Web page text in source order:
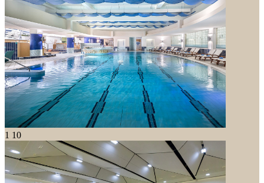
1 10